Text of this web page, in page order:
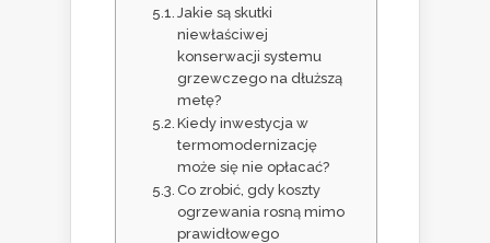
Jakie są skutki
niewłaściwej
konserwacji systemu
grzewczego na dłuższą
metę?
Kiedy inwestycja w
termomodernizację
może się nie opłacać?
Co zrobić, gdy koszty
ogrzewania rosną mimo
prawidłowego